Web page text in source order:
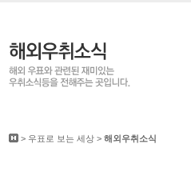
> 우표로 보는 세상 > 해외우취소식